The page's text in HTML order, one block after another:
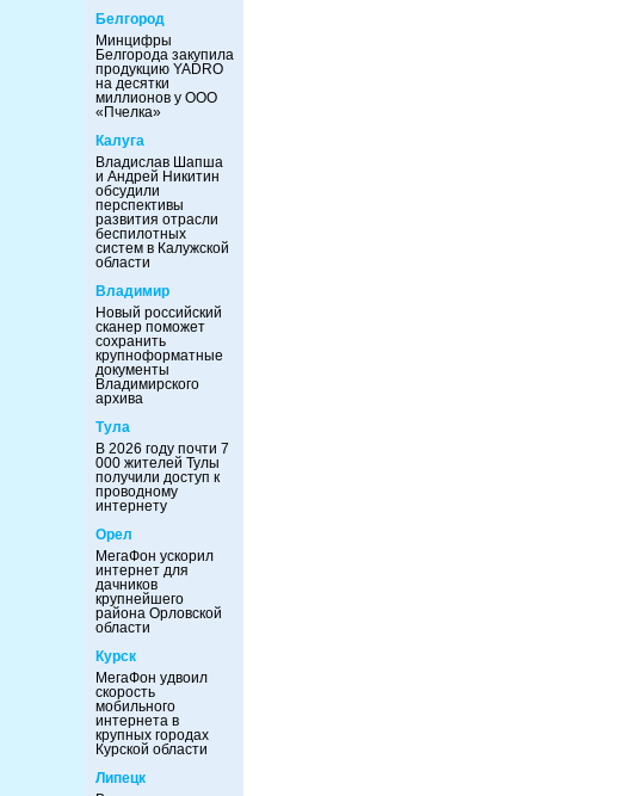
Белгород
Минцифры
Белгорода закупила
продукцию YADRO
на десятки
миллионов у ООО
«Пчелка»
Калуга
Владислав Шапша
и Андрей Никитин
обсудили
перспективы
развития отрасли
беспилотных
систем в Калужской
области
Владимир
Новый российский
сканер поможет
сохранить
крупноформатные
документы
Владимирского
архива
Тула
В 2026 году почти 7
000 жителей Тулы
получили доступ к
проводному
интернету
Орел
МегаФон ускорил
интернет для
дачников
крупнейшего
района Орловской
области
Курск
МегаФон удвоил
скорость
мобильного
интернета в
крупных городах
Курской области
Липецк